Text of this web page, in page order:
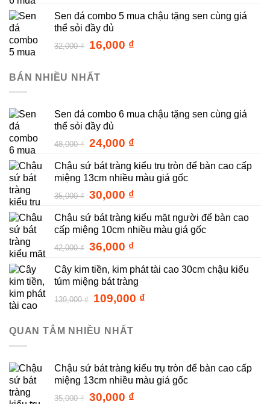
là:
48,000 ₫.
tại
24,000 ₫.
Sen đá combo 5 mua chậu tặng sen cùng giá
thể sỏi đầy đủ
32,000₫ Giá
32,000 ₫.
16,000 ₫Giá
BÁN NHIỀU NHẤT
Sen đá combo 6 mua chậu tặng sen cùng giá
thể sỏi đầy đủ
48,000₫ Giá
là:
48,000 ₫.
24,000 ₫Giá
tại
là:
24,000 ₫.
Chậu sứ bát tràng kiểu trụ tròn để bàn cao cấp
miệng 13cm nhiều màu giá gốc
35,000₫ Giá
là:
35,000 ₫.
30,000 ₫Giá
tại
là:
30,000 ₫.
Chậu sứ bát tràng kiểu mặt người để bàn cao
cấp miệng 10cm nhiều màu giá gốc
42,000₫ Giá
là:
42,000 ₫.
36,000 ₫Giá
tại
là:
36,000 ₫.
Cây kim tiền, kim phát tài cao 30cm chậu kiểu
túm miệng bát tràng
139,000₫ Giá
139,000 ₫.
109,000 ₫Giá
QUAN TÂM NHIỀU NHẤT
Chậu sứ bát tràng kiểu trụ tròn để bàn cao cấp
miệng 13cm nhiều màu giá gốc
35,000₫ Giá
30,000 ₫Giá